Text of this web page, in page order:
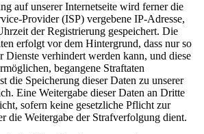
auf unserer Internetseite wird ferner die
Provider (ISP) vergebene IP-Adresse,
der Registrierung gespeichert. Die
erfolgt vor dem Hintergrund, dass nur so
Dienste verhindert werden kann, und diese
begangene Straftaten
die Speicherung dieser Daten zu unserer
Eine Weitergabe dieser Daten an Dritte
sofern keine gesetzliche Pflicht zur
die Weitergabe der Strafverfolgung dient.